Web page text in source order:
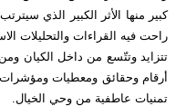
كبير منها الأثر الكبير الذي
راحت فيه القراءات والتحليلات
تتزايد وتتّسع من داخل الكيان
أرقام وحقائق ومعطيات
تمنيات عاطفية من وحي